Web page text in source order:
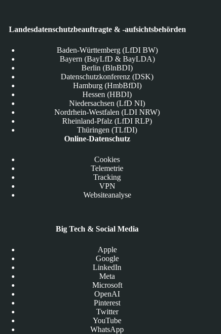
Landesdatenschutzbeauftragte & -aufsichtsbehörden
Baden-Württemberg (LfDI BW)
Bayern (BayLfD & BayLDA)
Berlin (BlnBDI)
Datenschutzkonferenz (DSK)
Hamburg (HmbBfDI)
Hessen (HBDI)
Niedersachsen (LfD NI)
Nordrhein-Westfalen (LDI NRW)
Rheinland-Pfalz (LfDI RLP)
Thüringen (TLfDI)
Online-Datenschutz
Cookies
Telemetrie
Tracking
VPN
Websiteanalyse
Big Tech & Social Media
Apple
Google
LinkedIn
Meta
Microsoft
OpenAI
Pinterest
Twitter
YouTube
WhatsApp